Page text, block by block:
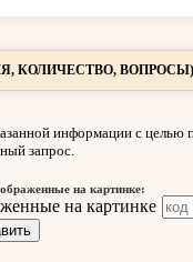
КОЛИЧЕСТВО, ВОПРОСЫ)
информации с целью
запрос.
на картинке: